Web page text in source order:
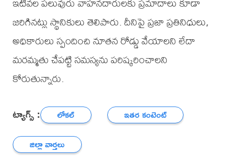
జరిగినట్లు స్థానికులు తెలిపారు. దీనిపై ప్రజా ప్రతినిధులు,
అధికారులు స్పందించి నూతన రోడ్డు వేయాలని లేదా
మరమ్మతు చేపట్టి సమస్యను పరిష్కరించాలని
కోరుతున్నారు.
ట్యాగ్స్ : లోకల్
ఇతర కంటెంట్
జిల్లా వార్తలు